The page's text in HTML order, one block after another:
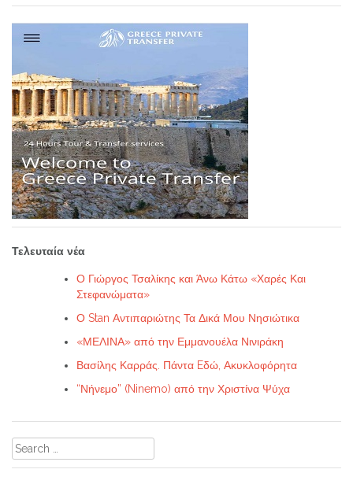
Τελευταία νέα
Ο Γιώργος Τσαλίκης και Άνω Κάτω «Χαρές Και
Στεφανώματα»
Ο Stan Αντιπαριώτης Τα Δικά Μου Νησιώτικα
«ΜΕΛΙΝΑ» από την Εμμανουέλα Νινιράκη
Βασίλης Καρράς. Πάντα Eδώ, Ακυκλοφόρητα
“Νήνεμο” (Ninemo) από την Χριστίνα Ψύχα
Search
for: